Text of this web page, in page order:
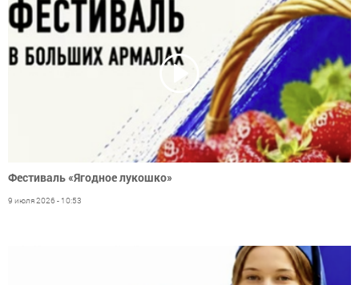
Фестиваль «Ягодное лукошко»
9 июля 2026 - 10:53